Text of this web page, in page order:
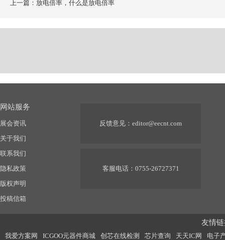
上一篇：放电倍率，什么是放电倍率
网站服务
展会资讯
关于我们
联系我们
隐私政策
版权声明
投稿信箱
反馈意见： editor@eecnt.com
客服电话：0755-26727371
友情
我爱方案网 ICGOO元器件商城 创芯在线检测 芯片查询 天天IC网
电子